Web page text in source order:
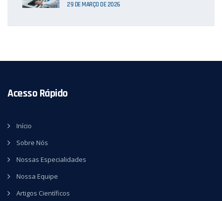
29 DE MARÇO DE 2026
Acesso Rápido
Início
Sobre Nós
Nossas Especialidades
Nossa Equipe
Artigos Científicos